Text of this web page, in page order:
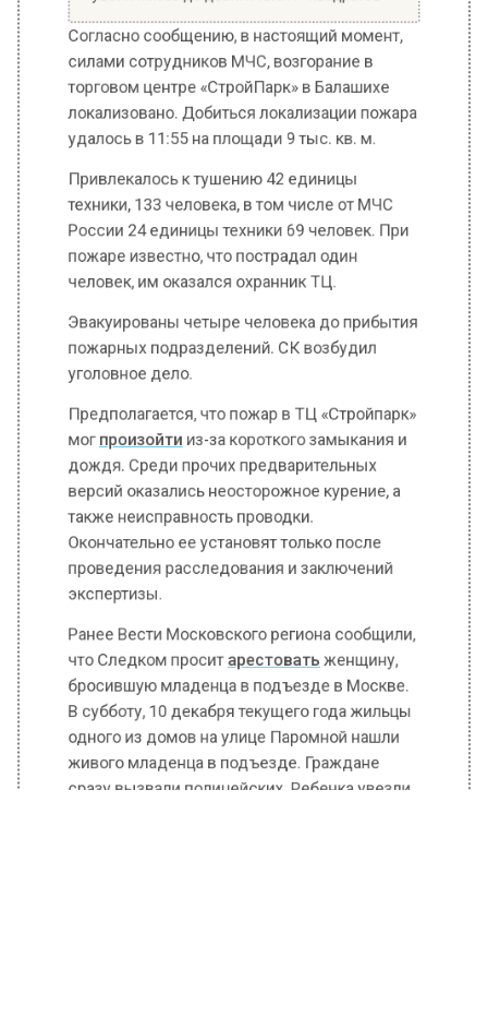
торговом центре «СтройПарк» в Балашихе
локализовано. Добиться локализации пожара
удалось в 11:55 на площади 9 тыс. кв. м.
Привлекалось к тушению 42 единицы
техники, 133 человека, в том числе от МЧС
России 24 единицы техники 69 человек. При
пожаре известно, что пострадал один
человек, им оказался охранник ТЦ.
Эвакуированы четыре человека до прибытия
пожарных подразделений. СК возбудил
уголовное дело.
мог произойтииз-за короткого замыкания и
дождя. Среди прочих предварительных
версий оказались неосторожное курение, а
также неисправность проводки.
Окончательно ее установят только после
проведения расследования и заключений
экспертизы.
Ранее Вести Московского региона сообщили,
что Следком проситарестоватьженщину,
бросившую младенца в подъезде в Москве.
В субботу, 10 декабря текущего года жильцы
одного из домов на улице Паромной нашли